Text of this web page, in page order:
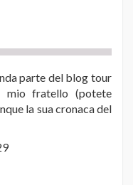
parte del blog tour
mio fratello (potete
la sua cronaca del